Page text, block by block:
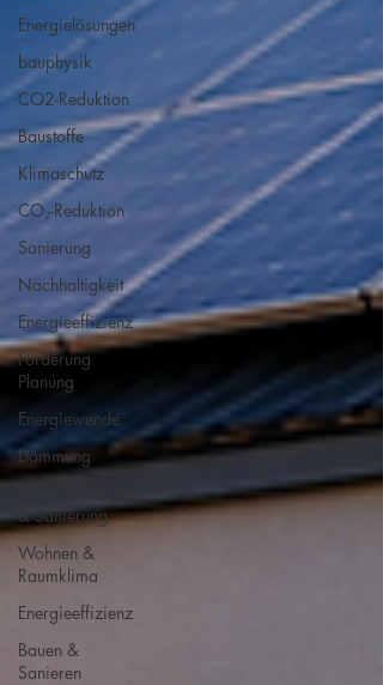
Energielösungen
bauphysik
CO2-Reduktion
Baustoffe
Klimaschutz
CO₂-Reduktion
Sanierung
Nachhaltigkeit
Energieeffizienz
Förderung
Planung
Energiewende
Dämmung
& Sanierung
Wohnen &
Raumklima
Energieeffizienz
Bauen &
Sanieren